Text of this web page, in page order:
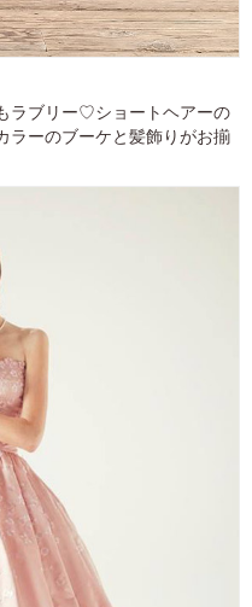
ラブリー♡ショートヘアーの
ーのブーケと髪飾りがお揃